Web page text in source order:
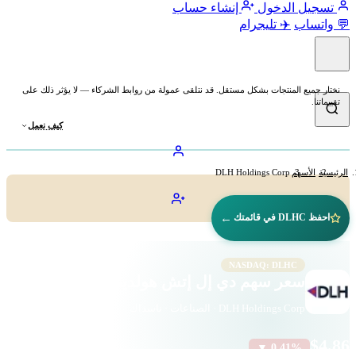
تسجيل الدخول
إنشاء حساب
💬 واتساب ✈️ تليجرام
نختار جميع المنتجات بشكل مستقل. قد نتلقى عمولة من روابط الشركاء — لا يؤثر ذلك على
تقييماتنا.
كيف نعمل
الرئيسية الأسهم DLH Holdings Corp
احفظ DLHC في قائمتك ←
NASDAQ: DLHC